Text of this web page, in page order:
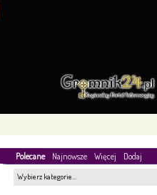
Polecane Najnowsze Więcej Dodaj
Wybierz kategorie…